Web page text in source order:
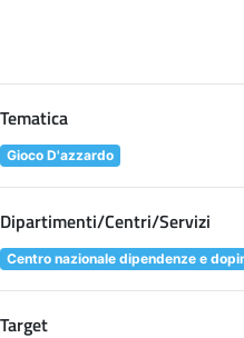
Tematica
Gioco D'azzardo
Dipartimenti/Centri/Servizi
Centro nazionale dipendenze e
Target